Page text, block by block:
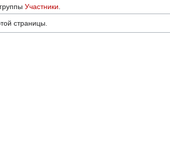
Участники
страницы.